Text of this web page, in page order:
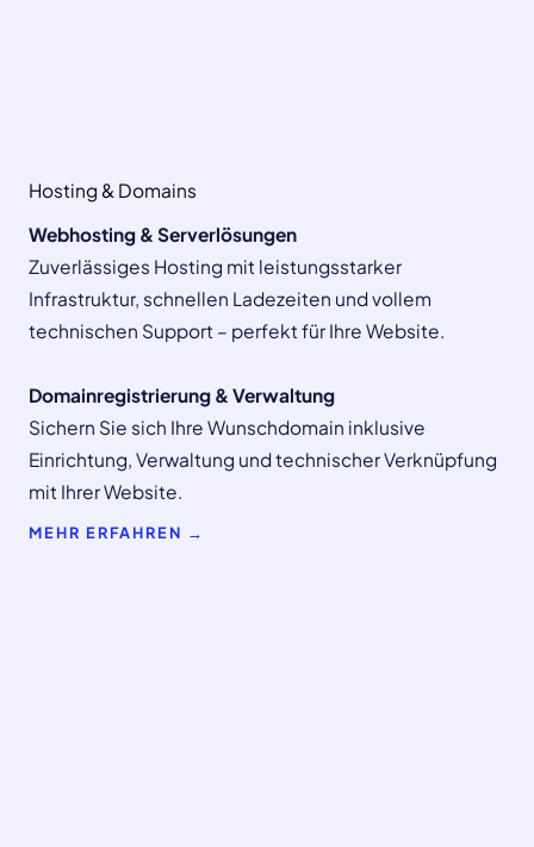
Hosting & Domains
Webhosting & Serverlösungen
Zuverlässiges Hosting mit leistungsstarker
Infrastruktur, schnellen Ladezeiten und vollem
technischen Support – perfekt für Ihre Website.
Domainregistrierung & Verwaltung
Sichern Sie sich Ihre Wunschdomain inklusive
Einrichtung, Verwaltung und technischer Verknüpfung
mit Ihrer Website.
MEHR ERFAHREN →